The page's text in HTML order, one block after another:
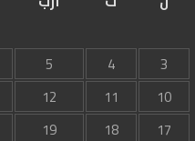
3
4
5
10
11
12
17
18
19